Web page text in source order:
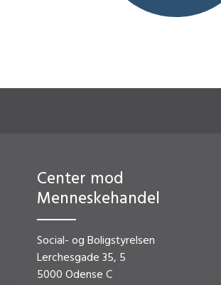
Center mod
Menneskehandel
Social- og Boligstyrelsen
Lerchesgade 35, 5
5000 Odense C